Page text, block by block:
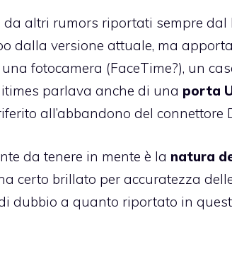
da altri rumors riportati sempre dal
dalla versione attuale, ma
fotocamera (FaceTime?), un
parlava anche di una porta
all’abbandono del
da tenere in mente è la natura
certo brillato per accuratezza
dubbio a quanto riportato in